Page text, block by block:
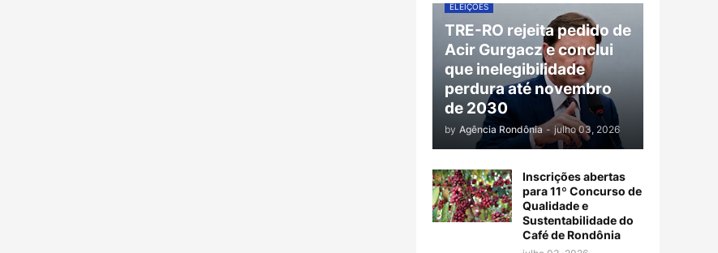
ELEIÇÕES
TRE-RO rejeita pedido de
Acir Gurgacz e conclui
que inelegibilidade
perdura até novembro
de 2030
by Agência Rondônia - julho 03, 2026
Inscrições abertas
para 11º Concurso de
Qualidade e
Sustentabilidade do
Café de Rondônia